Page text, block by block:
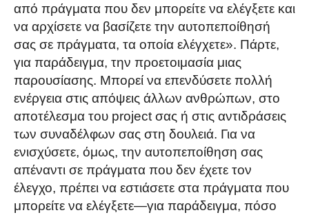
από πράγματα που δεν μπορείτε να ελέγξετε και
να αρχίσετε να βασίζετε την αυτοπεποίθησή
σας σε πράγματα, τα οποία ελέγχετε». Πάρτε,
για παράδειγμα, την προετοιμασία μιας
παρουσίασης. Μπορεί να επενδύσετε πολλή
ενέργεια στις απόψεις άλλων ανθρώπων, στο
αποτέλεσμα του project σας ή στις αντιδράσεις
των συναδέλφων σας στη δουλειά. Για να
ενισχύσετε, όμως, την αυτοπεποίθηση σας
απέναντι σε πράγματα που δεν έχετε τον
έλεγχο, πρέπει να εστιάσετε στα πράγματα που
μπορείτε να ελέγξετε—για παράδειγμα, πόσο